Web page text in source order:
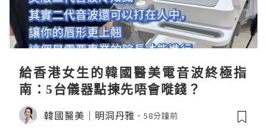
給香港女生的韓國醫美電音波終極指
南：5台儀器點揀先唔會嘥錢？
韓國醫美｜明洞丹雅 58分鐘前